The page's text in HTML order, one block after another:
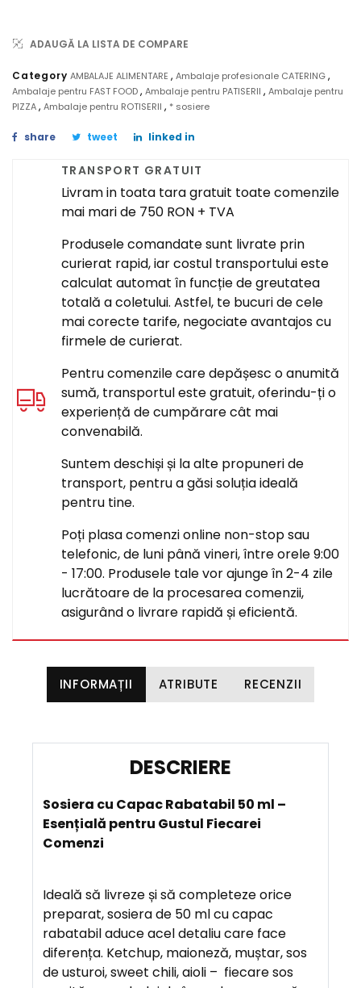
ADAUGĂ LA LISTA DE COMPARE
CategoryAMBALAJE ALIMENTARE,Ambalaje profesionale CATERING,
Ambalaje pentru FAST FOOD, Ambalaje pentru PATISERII , Ambalaje pentru
PIZZA, Ambalaje pentru ROTISERII , * sosiere
share tweet linked in
TRANSPORT GRATUIT
Livram in toata tara gratuit toate comenzile
mai mari de 750 RON + TVA
Produsele comandate sunt livrate prin
curierat rapid, iar costul transportului este
calculat automat în funcție de greutatea
totală a coletului. Astfel, te bucuri de cele
mai corecte tarife, negociate avantajos cu
firmele de curierat.
Pentru comenzile care depășesc o anumită
sumă, transportul este gratuit, oferindu-ți o
experiență de cumpărare cât mai
convenabilă.
Suntem deschiși și la alte propuneri de
transport, pentru a găsi soluția ideală
pentru tine.
Poți plasa comenzi online non-stop sau
telefonic, de luni până vineri, între orele 9:00
- 17:00. Produsele tale vor ajunge în 2-4 zile
lucrătoare de la procesarea comenzii,
asigurând o livrare rapidă și eficientă.
INFORMAȚII ATRIBUTE RECENZII
S
C
R
E
R
E
Sosiera cu Capac Rabatabil 50 ml –
Esențială pentru Gustul Fiecarei
Comenzi
Ideală să livreze și să completeze orice
preparat, sosiera de 50 ml cu capac
rabatabil aduce acel detaliu care face
diferența. Ketchup, maioneză, muștar, sos
de usturoi, sweet chili, aioli – fiecare sos